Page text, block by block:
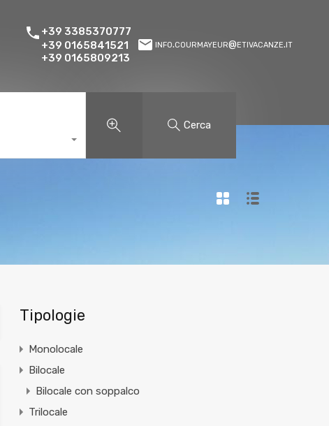
+39 3385370777
+39 0165841521
+39 0165809213
info.courmayeur@etivacanze.it
Cerca
Tipologie
Monolocale
Bilocale
Bilocale con soppalco
Trilocale